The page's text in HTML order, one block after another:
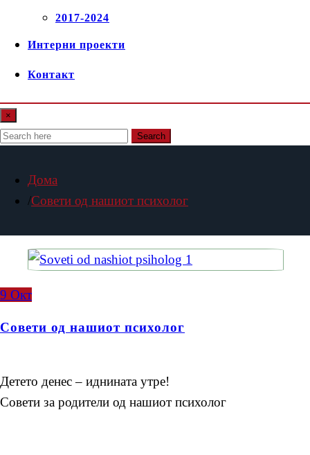
2017-2024
Интерни проекти
Контакт
×
Search
Дома
Совети од нашиот психолог
9 Окт
Совети од нашиот психолог
Детето денес – иднината утре!
Совети за родители од нашиот психолог